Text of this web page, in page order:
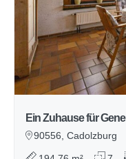
Ein Zuhause für
90556, Cadolzburg